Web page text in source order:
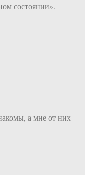
состоянии».
а мне от них